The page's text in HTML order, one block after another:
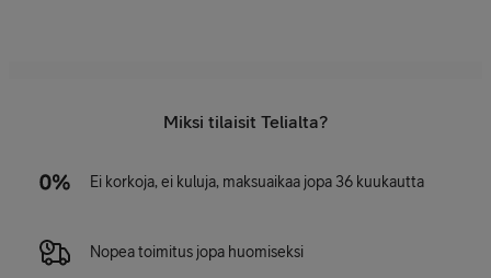
Miksi tilaisit Telialta?
Ei korkoja, ei kuluja, maksuaikaa jopa 36 kuukautta
Nopea toimitus jopa huomiseksi